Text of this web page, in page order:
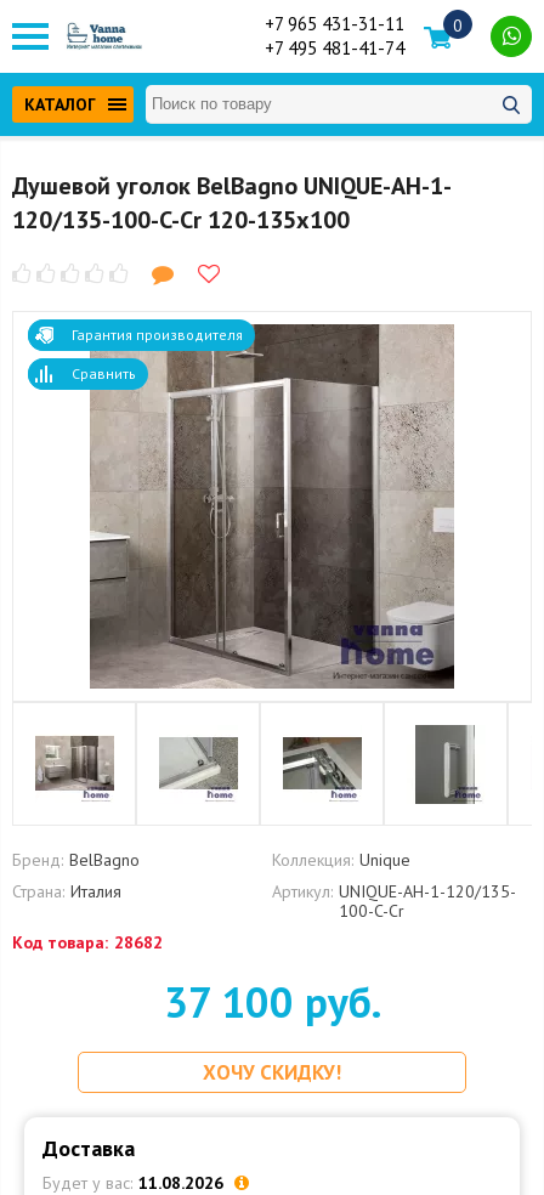
+7 965 431-31-11
+7 495 481-41-74
0
КАТАЛОГ
Душевой уголок BelBagno UNIQUE-AH-1-
120/135-100-C-Cr 120-135x100
Гарантия производителя
Сравнить
Бренд: BelBagno Коллекция: Unique
Страна: Италия Артикул: UNIQUE-AH-1-120/135-
100-C-Cr
Код товара: 28682
37 100 руб.
ХОЧУ СКИДКУ!
Доставка
Будет у вас: 11.08.2026